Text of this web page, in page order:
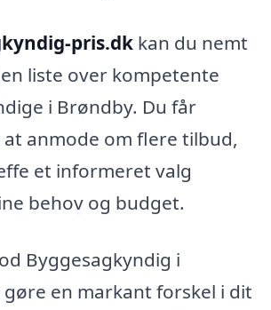
pris.dk kan du nemt
liste over kompetente
i Brøndby. Du får
anmode om flere tilbud,
et informeret valg
behov og budget.
Byggesagkyndig i
en markant forskel i dit